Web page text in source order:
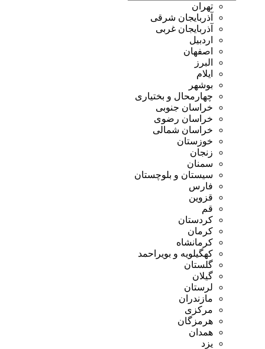
تهران
آذربایجان شرقی
آذربایجان غربی
اردبیل
اصفهان
البرز
ایلام
بوشهر
چهارمحال و بختیاری
خراسان جنوبی
خراسان رضوی
خراسان شمالی
خوزستان
زنجان
سمنان
سیستان و بلوچستان
فارس
قزوین
قم
کردستان
کرمان
کرمانشاه
کهگیلویه و بویراحمد
گلستان
گیلان
لرستان
مازندران
مرکزی
هرمزگان
همدان
یزد